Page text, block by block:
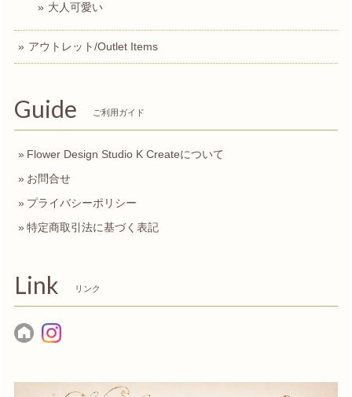
大人可愛い
アウトレット/Outlet Items
Guide ご利用ガイド
Flower Design Studio K Createについて
お問合せ
プライバシーポリシー
特定商取引法に基づく表記
Link リンク